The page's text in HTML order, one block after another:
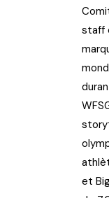
staff
et